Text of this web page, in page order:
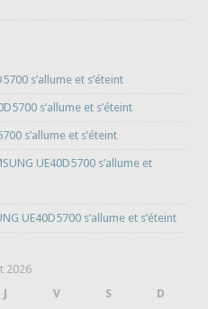
s’allume et s’éteint
s’allume et s’éteint
s’allume et s’éteint
UE40D5700 s’allume et
UE40D5700 s’allume et s’éteint
2026
J V S D